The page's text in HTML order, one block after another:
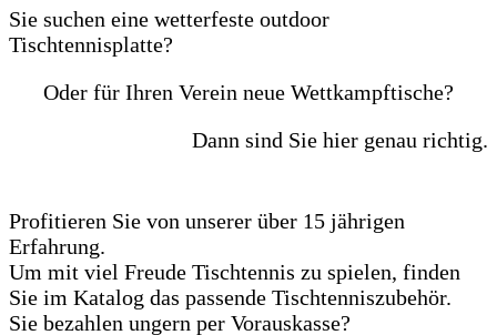
Sie suchen eine wetterfeste outdoor
Tischtennisplatte?
Oder für Ihren Verein neue Wettkampftische?
Dann sind Sie hier genau richtig.
Profitieren Sie von unserer über 15 jährigen
Erfahrung.
Um mit viel Freude Tischtennis zu spielen, finden
Sie im Katalog das passende Tischtenniszubehör.
Sie bezahlen ungern per Vorauskasse?